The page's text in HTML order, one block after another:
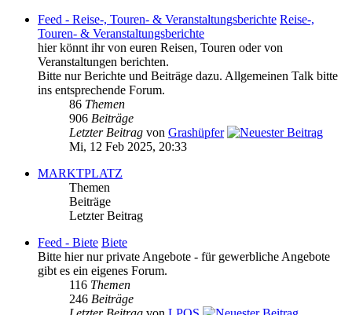
Feed - Reise-, Touren- & Veranstaltungsberichte Reise-,
Touren- & Veranstaltungsberichte
hier könnt ihr von euren Reisen, Touren oder von
Veranstaltungen berichten.
Bitte nur Berichte und Beiträge dazu. Allgemeinen Talk bitte
ins entsprechende Forum.
86 Themen
906 Beiträge
Letzter Beitrag von Grashüpfer
Mi, 12 Feb 2025, 20:33
MARKTPLATZ
Themen
Beiträge
Letzter Beitrag
Feed - Biete Biete
Bitte hier nur private Angebote - für gewerbliche Angebote
gibt es ein eigenes Forum.
116 Themen
246 Beiträge